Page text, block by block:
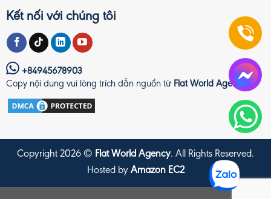
Kết nối với chúng tôi
+84945678903
Copy nội dung vui lòng trích dẫn nguồn từ Flat World Agency
Copyright 2026 © Flat World Agency. All Rights Reserved.
Hosted byAmazon EC2